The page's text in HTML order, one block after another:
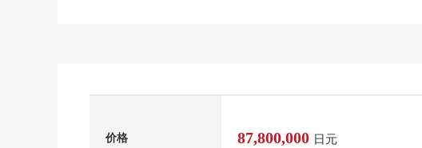
价格 87,800,000 日元